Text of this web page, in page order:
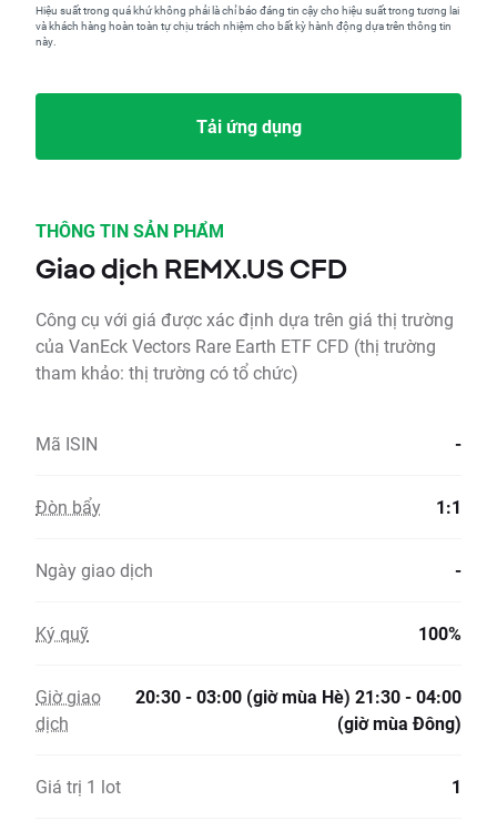
Hiệu suất trong quá khứ không phải là chỉ báo đáng tin cậy cho hiệu suất trong tương lai
và khách hàng hoàn toàn tự chịu trách nhiệm cho bất kỳ hành động dựa trên thông tin
này.
Tải ứng dụng
THÔNG TIN SẢN PHẨM
Giao dịch REMX.US CFD
Công cụ với giá được xác định dựa trên giá thị trường
của VanEck Vectors Rare Earth ETF CFD (thị trường
tham khảo: thị trường có tổ chức)
Mã ISIN -
Đòn bẩy 1:1
Ngày giao dịch -
Ký quỹ 100%
Giờ giao
dịch
20:30 - 03:00 (giờ mùa Hè) 21:30 - 04:00
(giờ mùa Đông)
Giá trị 1 lot 1